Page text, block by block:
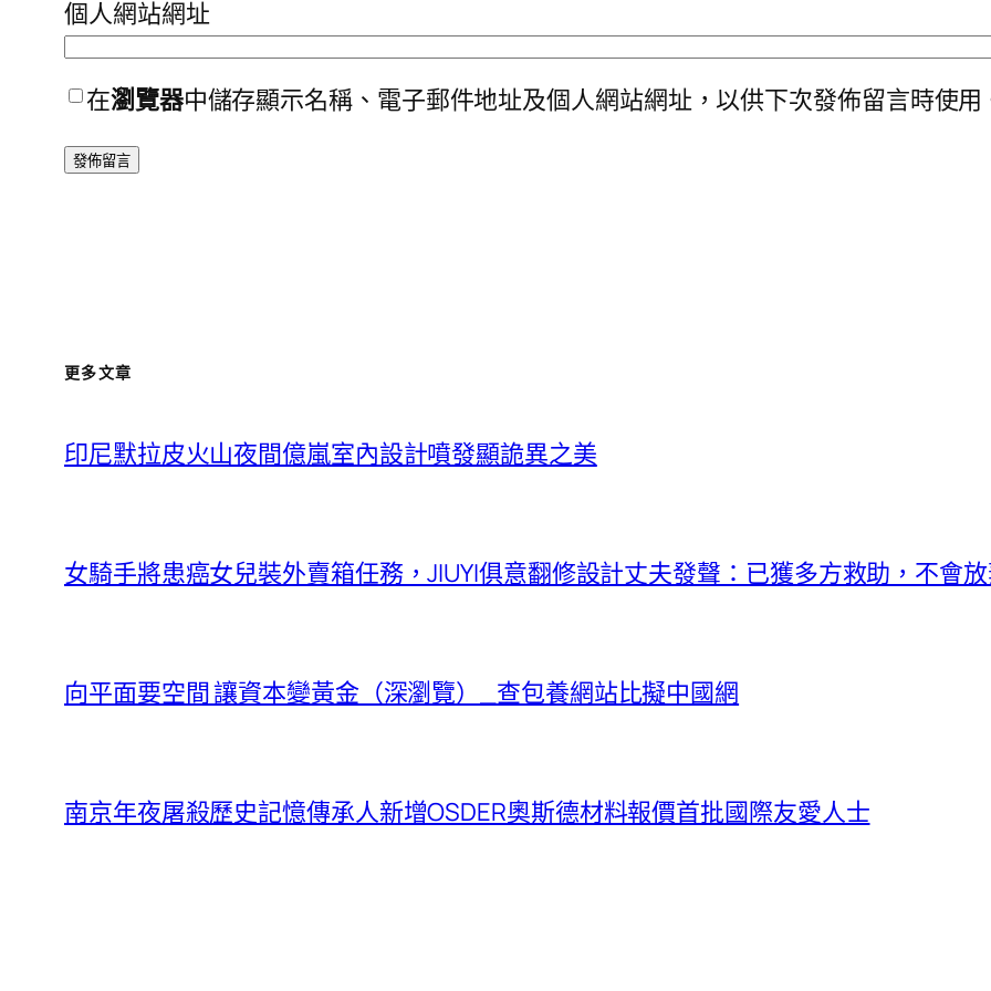
個人網站網址
在瀏覽器中儲存顯示名稱、電子郵件地址及個人網站網址，以供下次發佈留言時使用
更多文章
印尼默拉皮火山夜間億嵐室內設計噴發顯詭異之美
女騎手將患癌女兒裝外賣箱任務，JIUYI俱意翻修設計丈夫發聲：已獲多方救助，不會
向平面要空間 讓資本變黃金（深瀏覽）_查包養網站比擬中國網
南京年夜屠殺歷史記憶傳承人新增OSDER奧斯德材料報價首批國際友愛人士